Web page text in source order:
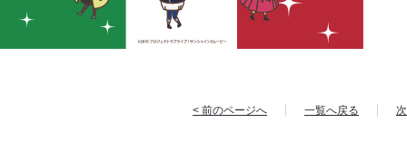
< 前のページへ 一覧へ戻る